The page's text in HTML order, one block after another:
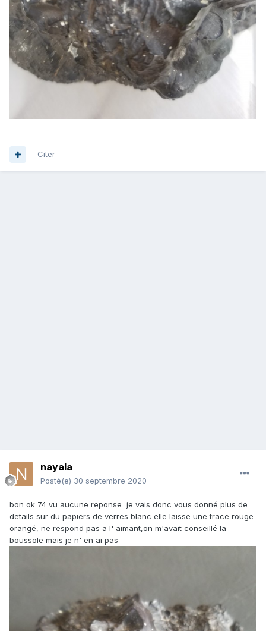
Citer
nayala
Posté(e) 30 septembre 2020
bon ok 74 vu aucune reponse je vais donc vous donné plus de
details sur du papiers de verres blanc elle laisse une trace rouge
orangé, ne respond pas a l' aimant,on m'avait conseillé la
boussole mais je n' en ai pas